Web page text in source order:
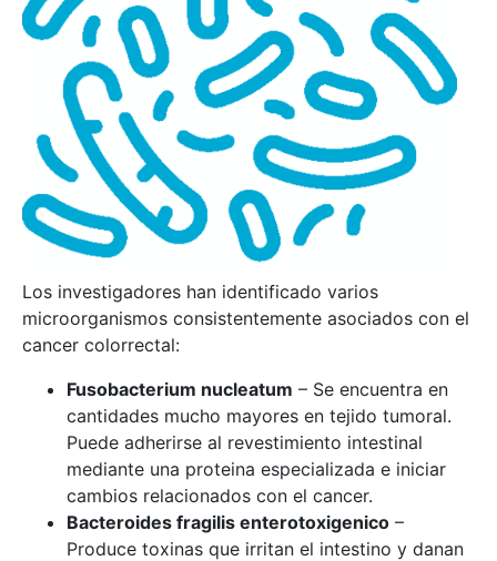
Los investigadores han identificado varios
microorganismos consistentemente asociados con el
cancer colorrectal:
Fusobacterium nucleatum – Se encuentra en
cantidades mucho mayores en tejido tumoral.
Puede adherirse al revestimiento intestinal
mediante una proteina especializada e iniciar
cambios relacionados con el cancer.
Bacteroides fragilis enterotoxigenico –
Produce toxinas que irritan el intestino y danan